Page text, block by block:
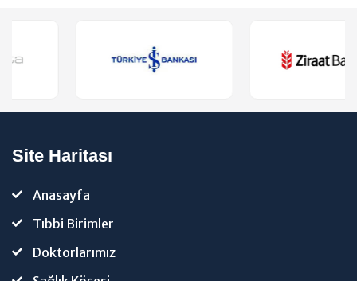
Site Haritası
Anasayfa
Tıbbi Birimler
Doktorlarımız